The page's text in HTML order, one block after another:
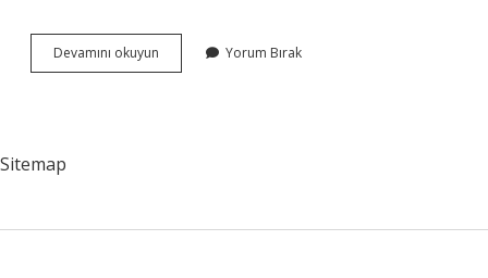
Devamını okuyun
Ne
Yorum Bırak
Sitemap